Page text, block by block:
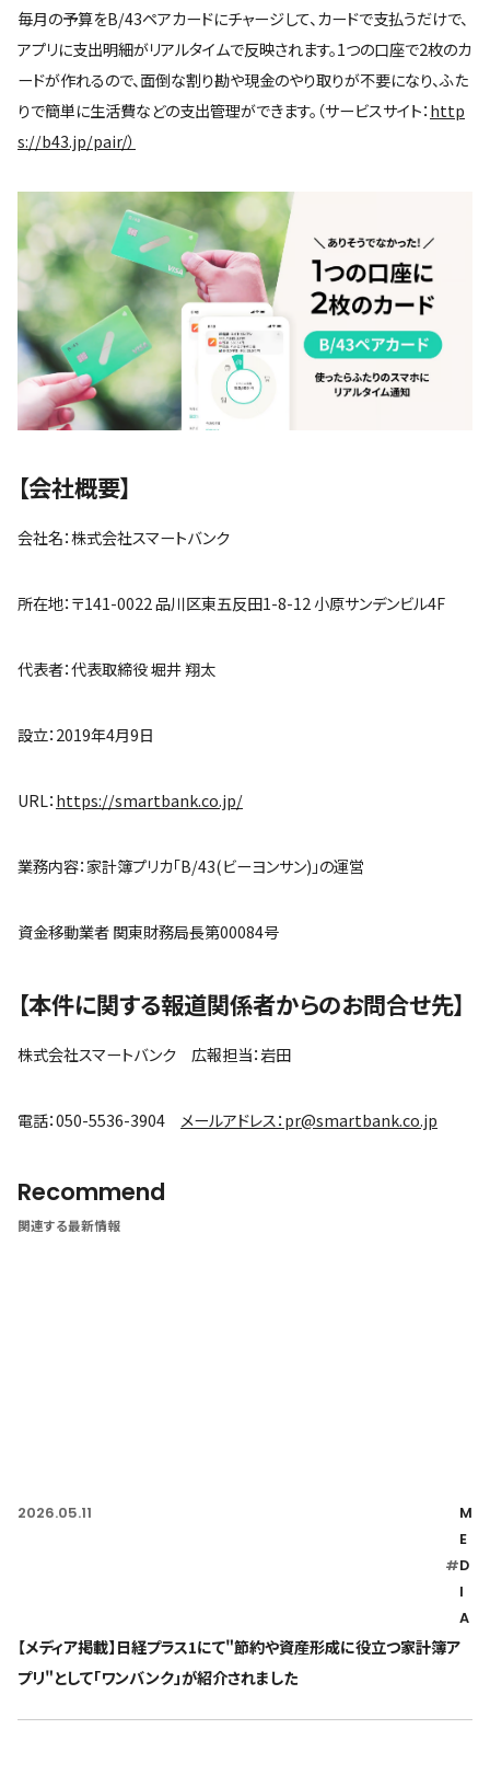
毎月の予算をB/43ペアカードにチャージして、カードで支払うだけで、
アプリに支出明細がリアルタイムで反映されます。1つの口座で2枚のカ
ードが作れるので、面倒な割り勘や現金のやり取りが不要になり、ふた
りで簡単に生活費などの支出管理ができます。（サービスサイト： http
s://b43.jp/pair/）
【会社概要】
会社名：株式会社スマートバンク
所在地：〒141-0022 品川区東五反田1-8-12 小原サンデンビル4F
代表者：代表取締役 堀井 翔太
設立：2019年4月9日
URL： https://smartbank.co.jp/
業務内容：家計簿プリカ「B/43(ビーヨンサン)」の運営
資金移動業者 関東財務局長第00084号
【本件に関する報道関係者からのお問合せ先】
株式会社スマートバンク 広報担当：岩田
電話：050-5536-3904 メールアドレス：pr@smartbank.co.jp
Recommend
関連する最新情報
2026.05.11
#
M
E
D
I
A
【メディア掲載】日経プラス1にて"節約や資産形成に役立つ家計簿ア
プリ"として「ワンバンク」が紹介されました